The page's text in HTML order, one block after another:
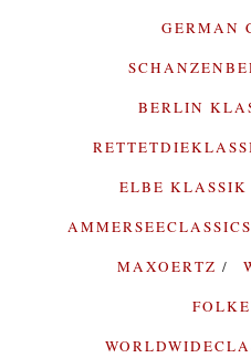
GERMAN
BERLIN
ELBE KLASSIK
AMMERSEECLASSICS
MAXOERTZ